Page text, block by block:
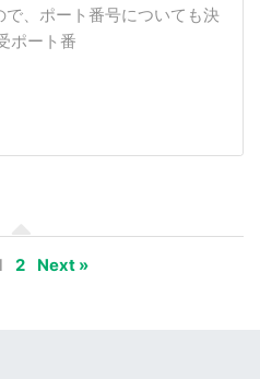
、ポート番号についても決
ポート番
2 Next »